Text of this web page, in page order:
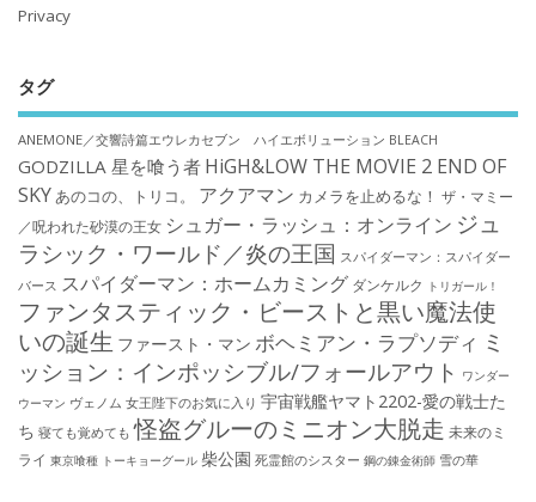
Privacy
タグ
ANEMONE／交響詩篇エウレカセブン ハイエボリューション BLEACH
GODZILLA 星を喰う者 HiGH&LOW THE MOVIE 2 END OF
SKYあのコの、トリコ。 アクアマン カメラを止めるな！ ザ・マミー
／呪われた砂漠の王女 シュガー・ラッシュ：オンライン ジュ
ラシック・ワールド／炎の王国 スパイダーマン：スパイダー
バース スパイダーマン：ホームカミング ダンケルク トリガール！
ファンタスティック・ビーストと黒い魔法使
いの誕生 ファースト・マン ボヘミアン・ラプソディ ミ
ッション：インポッシブル/フォールアウト ワンダー
ウーマン ヴェノム 女王陛下のお気に入り 宇宙戦艦ヤマト2202-愛の戦士た
ち 寝ても覚めても 怪盗グルーのミニオン大脱走 未来のミ
ライ 東京喰種 トーキョーグール 柴公園 死霊館のシスター 鋼の錬金術師 雪の華